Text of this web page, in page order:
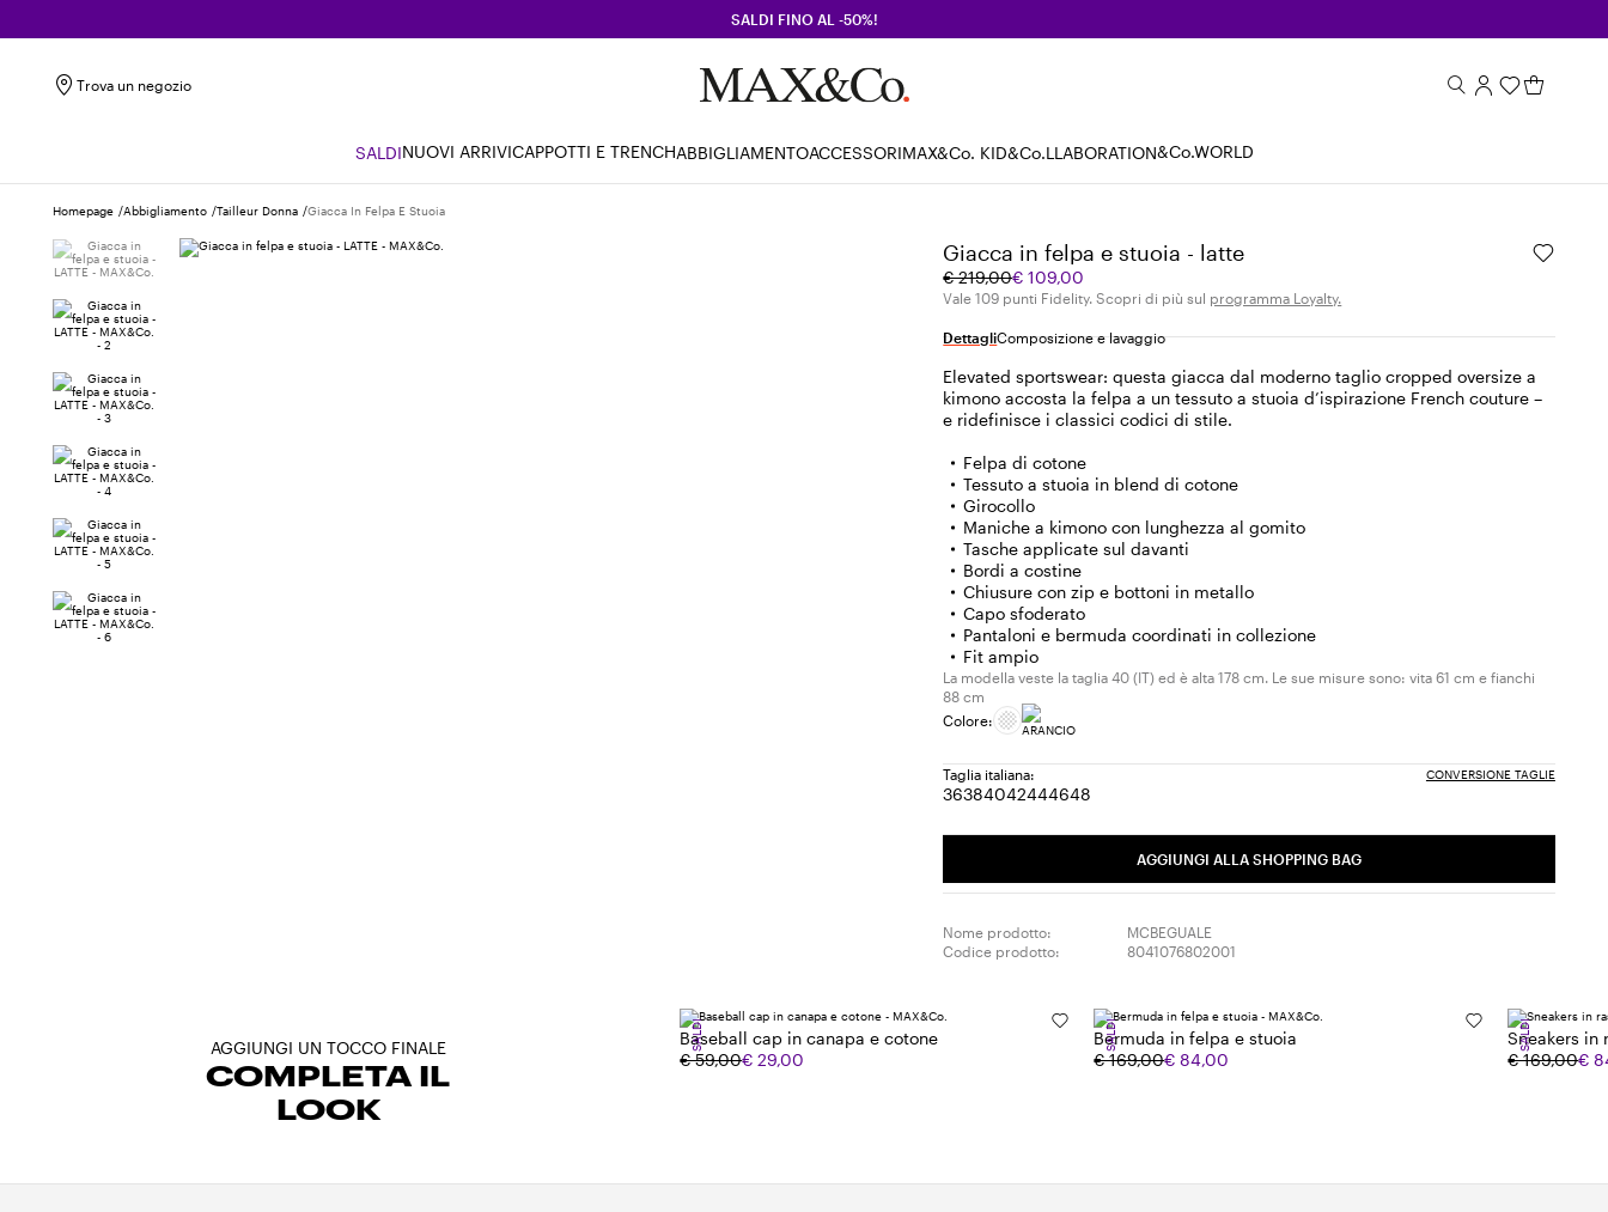
SALDI FINO AL -50%!
Trova un negozio
SALDINUOVI ARRIVICAPPOTTI E TRENCHABBIGLIAMENTOACCESSORIMAX&Co. KID&Co.LLABORATION&Co.WORLD
Homepage Abbigliamento Tailleur Donna Giacca In Felpa E Stuoia
Giacca in felpa e stuoia - latte
€ 219,00€ 109,00
Prezzo
originale
219,00
Prezzo
corrente
109,00
Vale 109 punti Fidelity. Scopri di più sul programma Loyalty.
DettagliComposizione e lavaggio
Elevated sportswear: questa giacca dal moderno taglio cropped oversize a
kimono accosta la felpa a un tessuto a stuoia d’ispirazione French couture –
e ridefinisce i classici codici di stile.
Felpa di cotone
Tessuto a stuoia in blend di cotone
Girocollo
Maniche a kimono con lunghezza al gomito
Tasche applicate sul davanti
Bordi a costine
Chiusure con zip e bottoni in metallo
Capo sfoderato
Pantaloni e bermuda coordinati in collezione
Fit ampio
La modella veste la taglia 40 (IT) ed è alta 178 cm. Le sue misure sono: vita 61 cm e fianchi
88 cm
Colore:
Taglia italiana: CONVERSIONE TAGLIE
36Taglia:
38Taglia:
40Taglia:
42Taglia:
44Taglia:
46Taglia:
48Taglia:
AGGIUNGI ALLA SHOPPING BAG
Nome prodotto:
MCBEGUALE
Codice prodotto:
8041076802001
AGGIUNGI UN TOCCO FINALE
COMPLETA IL
LOOK
Baseball cap in canapa e cotone
€ 59,00€ 29,00
SALDI
Bermuda in felpa e stuoia
€ 169,00€ 84,00
SALDI
Sneakers in
€ 169,00€
SALDI